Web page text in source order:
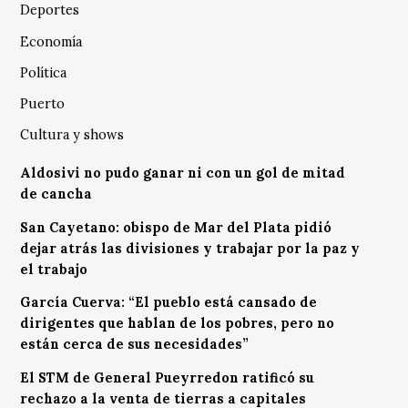
Deportes
Economía
Política
Puerto
Cultura y shows
Aldosivi no pudo ganar ni con un gol de mitad
de cancha
San Cayetano: obispo de Mar del Plata pidió
dejar atrás las divisiones y trabajar por la paz y
el trabajo
García Cuerva: “El pueblo está cansado de
dirigentes que hablan de los pobres, pero no
están cerca de sus necesidades”
El STM de General Pueyrredon ratificó su
rechazo a la venta de tierras a capitales